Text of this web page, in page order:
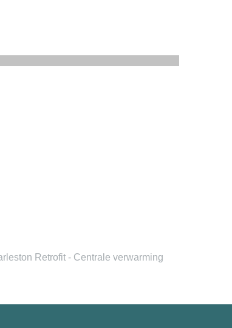
Retrofit - Centrale verwarming